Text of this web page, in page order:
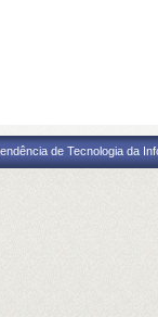
de Tecnologia da